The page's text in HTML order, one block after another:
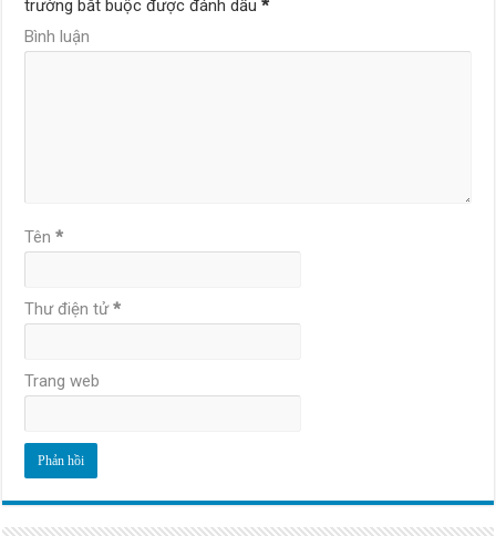
trường bắt buộc được đánh dấu*
Bình luận
Tên*
Thư điện tử*
Trang web